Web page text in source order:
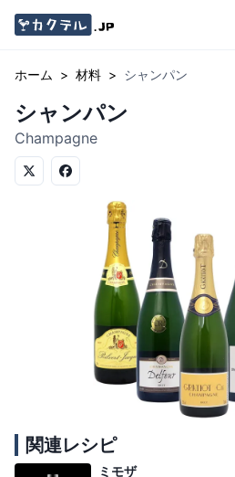
ホーム > 材料 > シャンパン
シャンパン
Champagne
関連レシピ
ミモザ